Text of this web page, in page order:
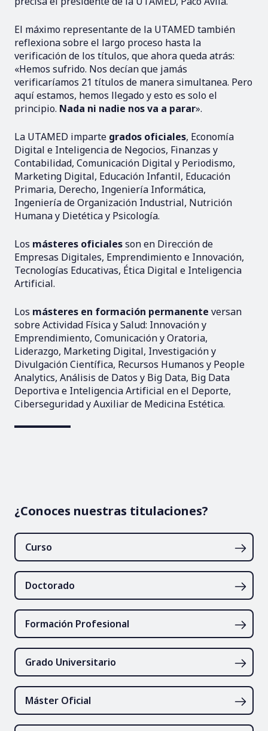
El máximo representante de la UTAMED también
reflexiona sobre el largo proceso hasta la
verificación de los títulos, que ahora queda atrás:
«Hemos sufrido. Nos decían que jamás
verificaríamos 21 títulos de manera simultanea. Pero
aquí estamos, hemos llegado y esto es solo el
principio. Nada ni nadie nos va a parar».
La UTAMED imparte grados oficiales, Economía
Digital e Inteligencia de Negocios, Finanzas y
Contabilidad, Comunicación Digital y Periodismo,
Marketing Digital, Educación Infantil, Educación
Primaria, Derecho, Ingeniería Informática,
Ingeniería de Organización Industrial, Nutrición
Humana y Dietética y Psicología.
Los másteres oficialesson en Dirección de
Empresas Digitales, Emprendimiento e Innovación,
Tecnologías Educativas, Ética Digital e Inteligencia
Artificial.
Los másteres en formación permanente versan
sobre Actividad Física y Salud: Innovación y
Emprendimiento, Comunicación y Oratoria,
Liderazgo, Marketing Digital, Investigación y
Divulgación Científica, Recursos Humanos y People
Analytics, Análisis de Datos y Big Data, Big Data
Deportiva e Inteligencia Artificial en el Deporte,
Ciberseguridad y Auxiliar de Medicina Estética.
¿Conoces nuestras titulaciones?
Curso
Doctorado
Formación Profesional
Grado Universitario
Máster Oficial